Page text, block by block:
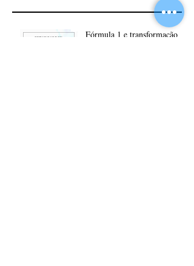
Fórmula 1 e transformação